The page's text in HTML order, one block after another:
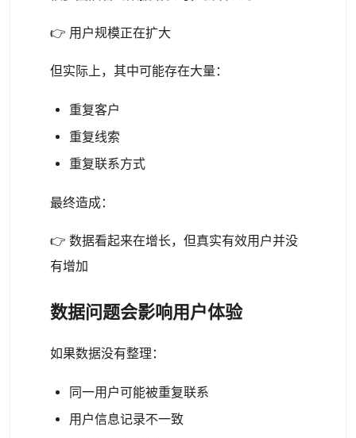
👉 用户规模正在扩大
但实际上，其中可能存在大量：
重复客户
重复线索
重复联系方式
最终造成：
👉 数据看起来在增长，但真实有效用户并没
有增加
数据问题会影响用户体验
如果数据没有整理：
同一用户可能被重复联系
用户信息记录不一致